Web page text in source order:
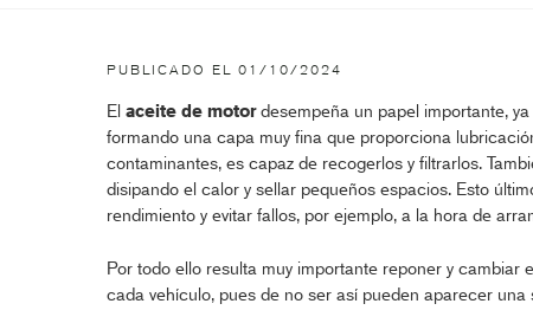
PUBLICADO EL 01/10/2024
El aceite de motordesempeña un papel importante,
formando una capa muy fina que proporciona
contaminantes, es capaz de recogerlos y filtrarlos.
disipando el calor y sellar pequeños espacios. Esto
rendimiento y evitar fallos, por ejemplo, a la hora de
Por todo ello resulta muy importante reponer y
cada vehículo, pues de no ser así pueden aparecer